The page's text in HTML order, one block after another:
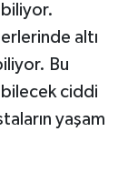
altı
Bu
ciddi
yaşam